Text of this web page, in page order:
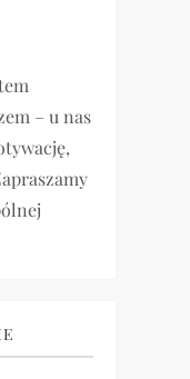
– u nas